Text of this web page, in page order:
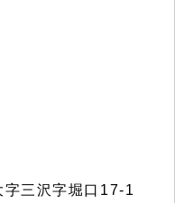
三沢字堀口17-1